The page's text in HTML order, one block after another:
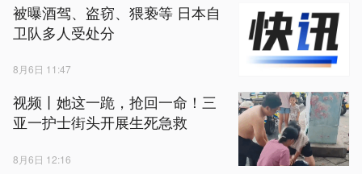
被曝酒驾、盗窃、猥亵等 日本自
卫队多人受处分
8月6日 11:47
视频丨她这一跪，抢回一命！三
亚一护士街头开展生死急救
8月6日 12:16